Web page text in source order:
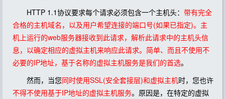
HTTP 1.1协议要求每个请求必须包含一个主机头： 带有完全
合格的主机域名，以及用户希望连接的端口号(如果已指定)。主
机上运行的web服务器接收到此请求，解析此请求中的主机头信
息，以确定相应的虚拟主机来响应此请求。简单、而且不使用不
必要的IP地址，基于名称的虚拟主机服务是我们的首选。
然而，当您同时使用SSL(安全套接层)和虚拟主机时，您也许
不得不使用基于IP地址的虚拟主机服务。原因是，在特定的虚拟